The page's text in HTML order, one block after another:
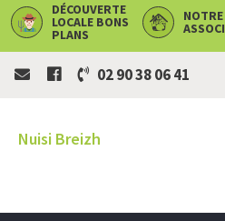
DÉCOUVERTE
LOCALE BONS
PLANS
NOTRE
02 90 38 06 41
Nuisi Breizh